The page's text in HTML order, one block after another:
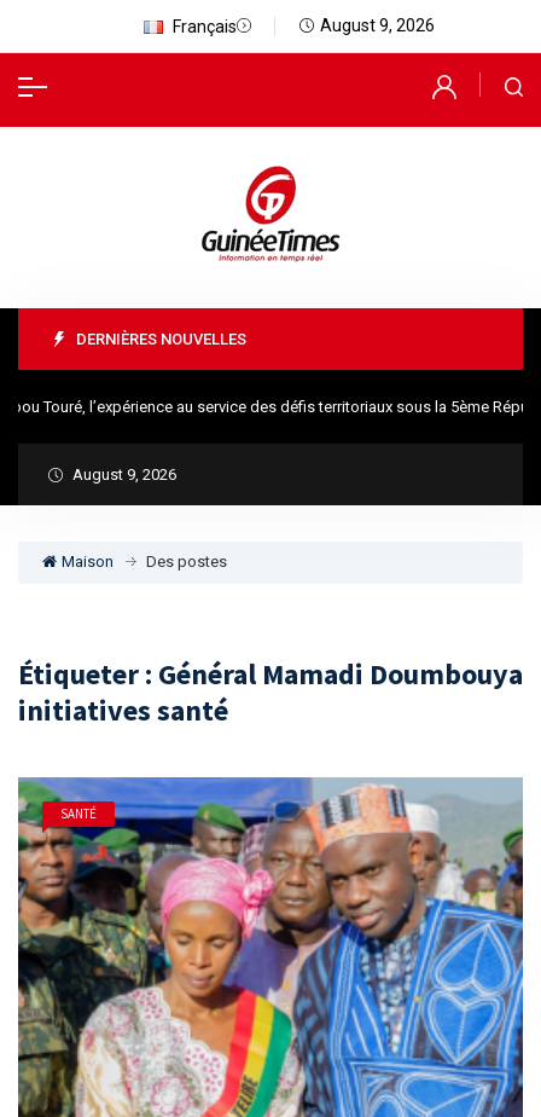
Français August 9, 2026
DERNIÈRES NOUVELLES
Touré, l’expérience au service des défis territoriaux sous la 5ème
August 9, 2026
Maison Des postes
Étiqueter : Général Mamadi Doumbouya
initiatives santé
SANTÉ